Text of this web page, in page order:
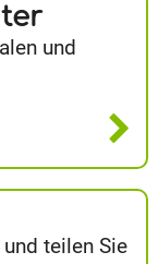
und
teilen Sie